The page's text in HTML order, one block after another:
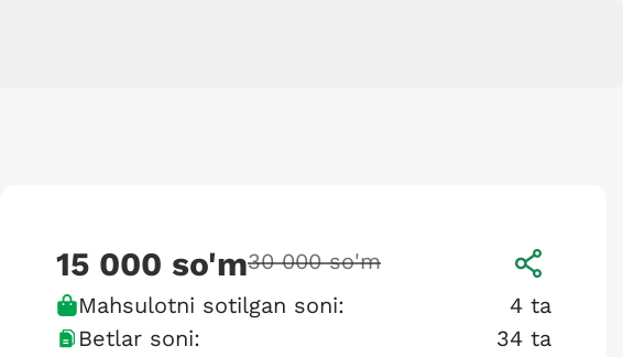
15 000 so'm30 000 so'm
Mahsulotni sotilgan soni:
4 ta
Betlar soni:
34 ta